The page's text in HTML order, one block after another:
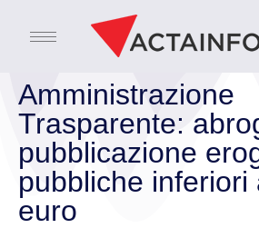
Amministrazione
Trasparente:
pubblicazione
pubbliche inferiori
euro